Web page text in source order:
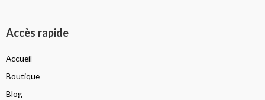
Accès rapide
Accueil
Boutique
Blog